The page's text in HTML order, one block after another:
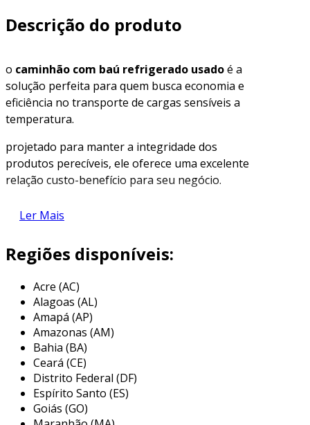
Descrição do produto
o caminhão com baú refrigerado usadoé a
solução perfeita para quem busca economia e
eficiência no transporte de cargas sensíveis a
temperatura.
projetado para manter a integridade dos
produtos perecíveis, ele oferece uma excelente
relação custo-benefício para seu negócio.
descubra como essa opção pode atender suas
necessidades logísticas.
características do caminhão com baú
refrigerado
caminhão com baú refrigerado
características técnicas que garantem eficiência
e confiabilidade para seu negócio. com
isolamento térmico de ponta, mantém os
produtos na temperatura correta o tempo
todo, o que resulta em preservação de
qualidade e conformidade com normas de
transporte.
Ler Mais
Regiões disponíveis:
Acre (AC)
Alagoas (AL)
Amapá (AP)
Amazonas (AM)
Bahia (BA)
Ceará (CE)
Distrito Federal (DF)
Espírito Santo (ES)
Goiás (GO)